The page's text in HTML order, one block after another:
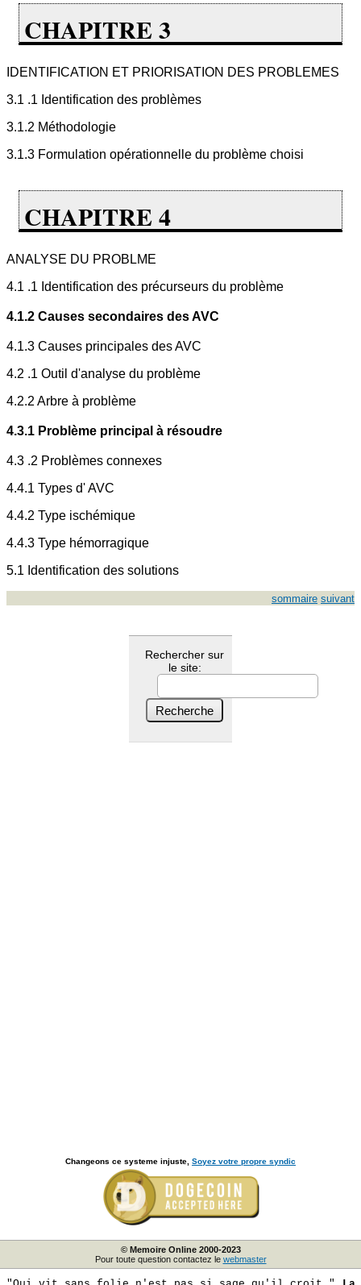
CHAPITRE 3
IDENTIFICATION ET PRIORISATION DES PROBLEMES
3.1 .1 Identification des problèmes
3.1.2 Méthodologie
3.1.3 Formulation opérationnelle du problème choisi
CHAPITRE 4
ANALYSE DU PROBLME
4.1 .1 Identification des précurseurs du problème
4.1.2 Causes secondaires des AVC
4.1.3 Causes principales des AVC
4.2 .1 Outil d'analyse du problème
4.2.2 Arbre à problème
4.3.1 Problème principal à résoudre
4.3 .2 Problèmes connexes
4.4.1 Types d' AVC
4.4.2 Type ischémique
4.4.3 Type hémorragique
5.1 Identification des solutions
sommaire suivant
Rechercher sur
le site:
Changeons ce systeme injuste, Soyez votre propre syndic
© Memoire Online 2000-2023
Pour toute question contactez le webmaster